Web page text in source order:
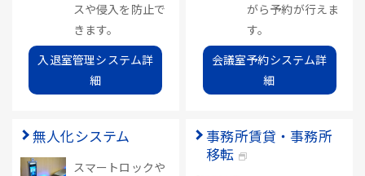
スや侵入を防止で
きます。
入退室管理システム詳
細
がら予約が行えま
す。
会議室予約システム詳
細
無人化システム
スマートロックや
事務所賃貸・事務所
移転